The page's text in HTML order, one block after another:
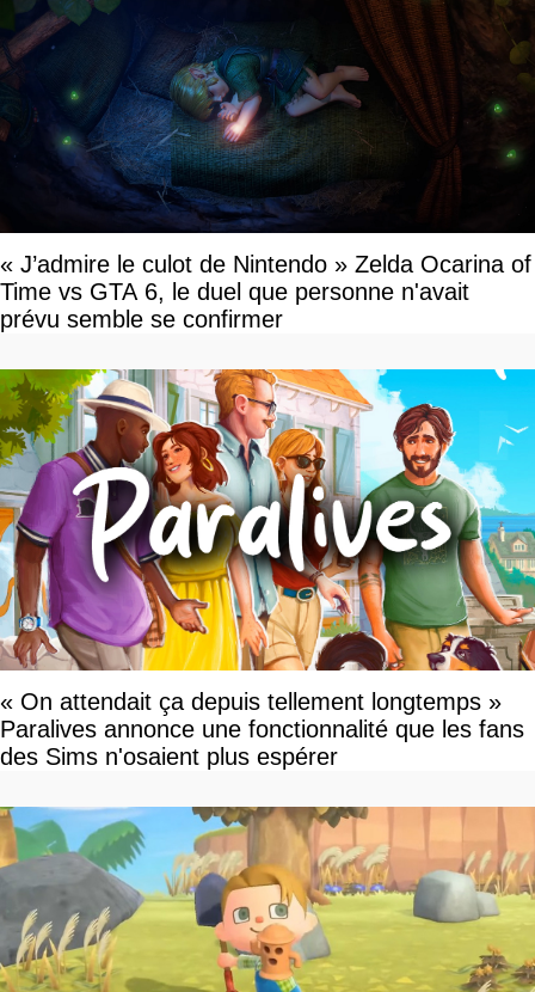
« J’admire le culot de Nintendo » Zelda Ocarina of
Time vs GTA 6, le duel que personne n'avait
prévu semble se confirmer
« On attendait ça depuis tellement longtemps »
Paralives annonce une fonctionnalité que les fans
des Sims n'osaient plus espérer